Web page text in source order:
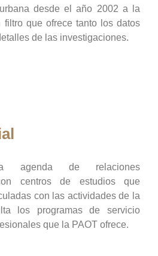
desde el año 2002 a la
que ofrece tanto los datos
de las investigaciones.
agenda de relaciones
centros de estudios que
con las actividades de la
los programas de servicio
que la PAOT ofrece.